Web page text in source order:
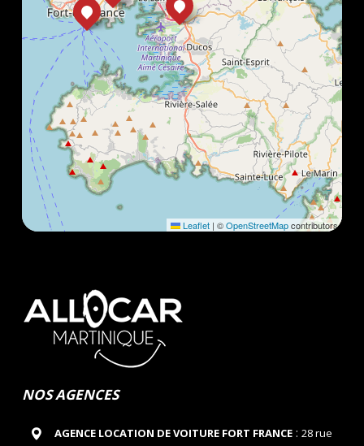
Leaflet | ©OpenStreetMapcontributors
NOS AGENCES
AGENCE LOCATION DE VOITURE FORT FRANCE: 28 rue